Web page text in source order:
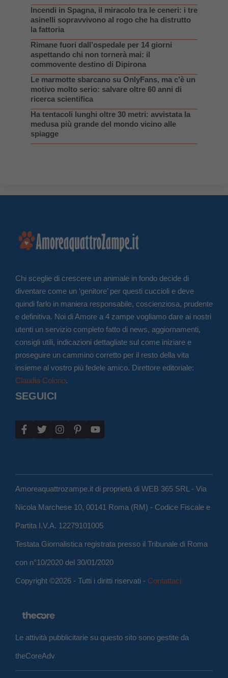
Incendi in Spagna, il miracolo tra le ceneri: i tre
asinelli sopravvivono al rogo che ha distrutto
la fattoria
Rimane fuori dall’ospedale per 14 giorni
aspettando chi non tornerà mai: il
commovente destino di Dipirona
Le marmotte sbarcano su OnlyFans, ma c’è un
motivo molto serio: salvare oltre 60 anni di
ricerca scientifica
Ha tentacoli lunghi oltre 30 metri: avvistata la
medusa più grande del mondo vicino alle
spiagge
Chi sceglie di crescere un animale in fondo decide di
diventare come un ‘genitore’ per questi cuccioli e deve
quindi farlo in maniera responsabile, coscienziosa, prudente
e definitiva. Noi di Amore a 4 zampe vogliamo dare ai nostri
utenti un servizio completo fatto di news, aggiornamenti,
consigli utili, indicazioni dettagliate sul come iniziare e
proseguire un cammino corretto per il resto della vita
insieme al vostro più fedele amico. Direttore editoriale:
Claudia Colono.
SEGUICI
Amoreaquattrozampe.it di proprietà di WEB 365 SRL - Via
Nicola Marchese 10, 00141 Roma (RM) - Codice Fiscale e
Partita I.V.A. 12279101005
Testata Giornalistica registrata presso il Tribunale di Roma
con n°10/2020 del 30/01/2020
Copyright ©2026 - Tutti i diritti riservati - Contattaci
Le attività pubblicitarie su questo sito sono gestite da
theCoreAdv